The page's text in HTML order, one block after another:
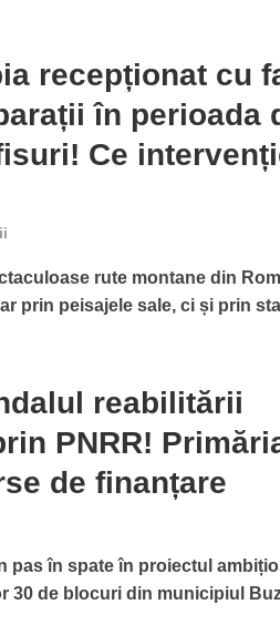
recepționat cu
în perioada
Ce
rute montane din
prin peisajele sale, ci și prin
reabilitării
PNRR!
de finanțare
pas în spate în proiectul
30 de blocuri din municipiul